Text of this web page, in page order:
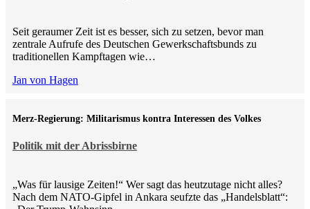
Seit geraumer Zeit ist es besser, sich zu setzen, bevor man
zentrale Aufrufe des Deutschen Gewerkschaftsbunds zu
traditionellen Kampftagen wie…
Jan von Hagen
Politik mit der Abrissbirne
Merz-Regierung: Militarismus kontra Inte­ressen des Volkes
„Was für lausige Zeiten!“ Wer sagt das heutzutage nicht alles?
Nach dem NATO-Gipfel in Ankara seufzte das „Handelsblatt“: